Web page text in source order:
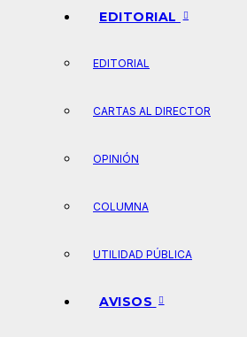
EDITORIAL
EDITORIAL
CARTAS AL DIRECTOR
OPINIÓN
COLUMNA
UTILIDAD PÚBLICA
AVISOS